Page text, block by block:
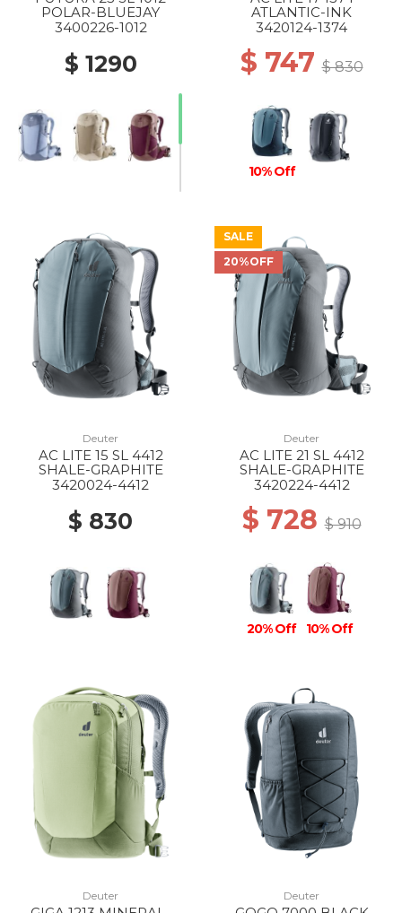
POLAR-BLUEJAY
3400226-1012
$ 1290
ATLANTIC-INK
3420124-1374
$ 747$ 830
10% Off
Deuter
AC LITE 15 SL 4412
SHALE-GRAPHITE
3420024-4412
$ 830
SALE
20%OFF
Deuter
AC LITE 21 SL 4412
SHALE-GRAPHITE
3420224-4412
$ 728$ 910
20% Off 10% Off
Deuter Deuter